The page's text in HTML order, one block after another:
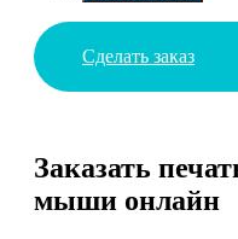
Сделать заказ
Заказать
мыши онлайн